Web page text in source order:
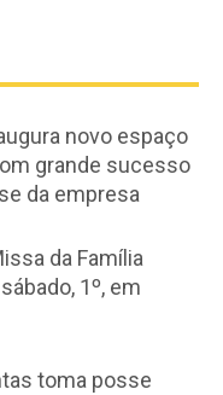
novo espaço
grande sucesso
da empresa
da Família
1º, em
toma posse